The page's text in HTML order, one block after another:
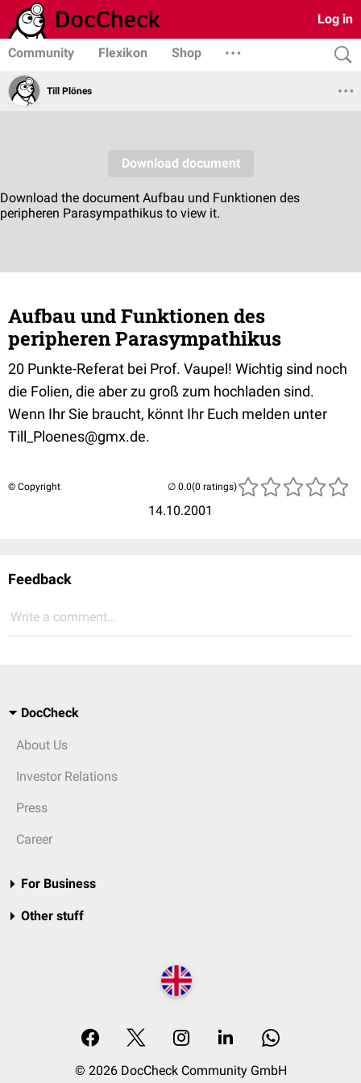
Log in
Community Flexikon Shop
Till Plönes
Aufbau und Funktionen des
peripheren Parasympathikus
20 Punkte-Referat bei Prof. Vaupel! Wichtig sind noch
die Folien, die aber zu groß zum hochladen sind.
Wenn Ihr Sie braucht, könnt Ihr Euch melden unter
Till_Ploenes@gmx.de.
© Copyright
14.10.2001
(0 ratings)
Feedback
Write a comment...
DocCheck
About Us
Investor Relations
Press
Career
For Business
Other stuff
© 2026 DocCheck Community GmbH